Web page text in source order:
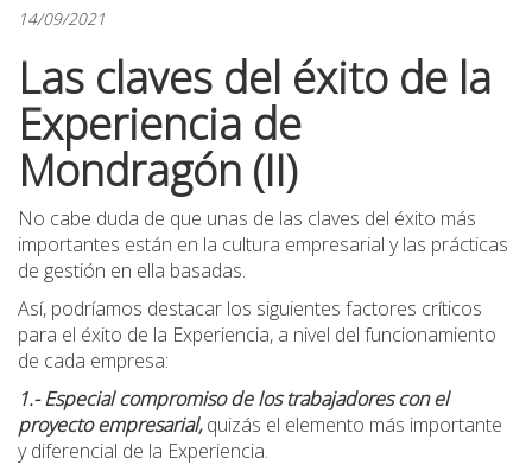
14/09/2021
Las claves del éxito de la
Experiencia de
Mondragón (II)
No cabe duda de que unas de las claves del éxito más
importantes están en la cultura empresarial y las prácticas
de gestión en ella basadas.
Así, podríamos destacar los siguientes factores críticos
para el éxito de la Experiencia, a nivel del funcionamiento
de cada empresa:
1.- Especial compromiso de los trabajadores con el
proyecto empresarial,quizás el elemento más importante
y diferencial de la Experiencia.